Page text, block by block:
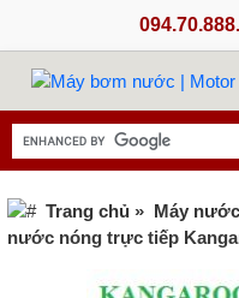
Trang chủ » Máy
nước nóng trực tiếp